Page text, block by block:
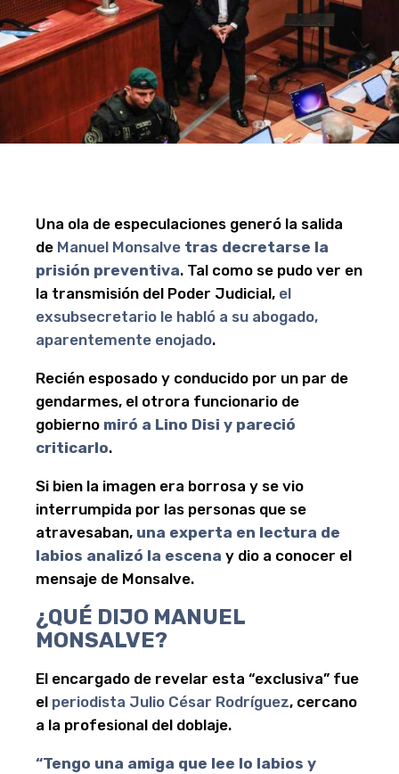
Una ola de especulaciones generó la salida
de Manuel Monsalve tras decretarse la
prisión preventiva. Tal como se pudo ver en
la transmisión del Poder Judicial, el
exsubsecretario le habló a su abogado,
aparentemente enojado.
Recién esposado y conducido por un par de
gendarmes, el otrora funcionario de
gobierno miró a Lino Disi y pareció
criticarlo.
Si bien la imagen era borrosa y se vio
interrumpida por las personas que se
atravesaban, una experta en lectura de
labios analizó la escena y dio a conocer el
mensaje de Monsalve.
¿QUÉ DIJO MANUEL
MONSALVE?
El encargado de revelar esta “exclusiva” fue
el periodista Julio César Rodríguez, cercano
a la profesional del doblaje.
“Tengo una amiga que lee lo labios y